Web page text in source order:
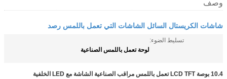
وصف
شاشات الكريستال السائل الشاشات التي تعمل باللمس رصد
تسليط الضوء:
لوحة تعمل باللمس الصناعية
10.4 بوصة LCD TFT تعمل باللمس مراقب الصناعية الشاشة مع LED الخلفية